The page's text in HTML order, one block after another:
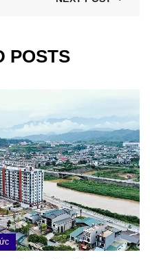
POSTS